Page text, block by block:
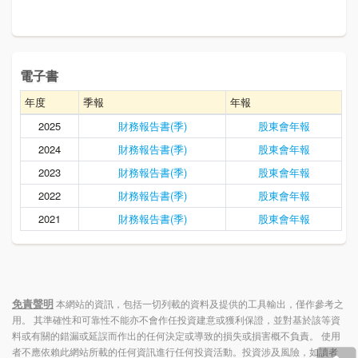
電子書
年度 季報
年報
2025
財務報告書(季)
股東會年報
2024
財務報告書(季)
股東會年報
2023
財務報告書(季)
股東會年報
2022
財務報告書(季)
股東會年報
2021
財務報告書(季) 股東會年報
免責聲明本網站的資訊，包括一切列載的資料及提供的工具輸出，僅作參考之
用。 其準確性和可靠性不能亦不會作任投資建意或獲利保證，並對基於該等資
料或有關的錯漏或延誤而作出的任何決定或導致的損失或損害概不負責。 使用
者不應依賴此網站所載的任何資訊進行任何投資活動。投資涉及風險，如讀者